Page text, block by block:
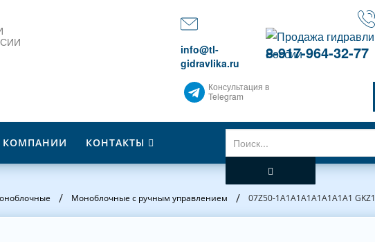
info@tl-
gidravlika.ru
8-917-964-32-77
Консультация в
Telegram
КОМПАНИИ КОНТАКТЫ
/ Моноблочные с ручным управлением / 07Z50-1A1A1А1A1A1A1A1 GKZ1